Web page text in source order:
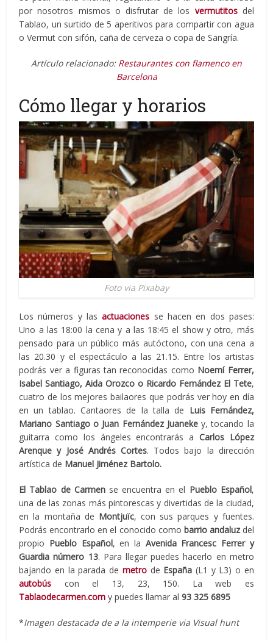
por nosotros mismos o disfrutar de los vermutitos del
Tablao, un surtido de 5 aperitivos para compartir con agua
o Vermut con sifón, caña de cerveza o copa de Sangría.
Artículo relacionado: Restaurantes con flamenco en
Barcelona
Cómo llegar y horarios
Foto via Pixabay
Los números y lasactuaciones se hacen en dos pases:
Uno a las 18:00 la cena y a las 18:45 el show y otro, más
pensado para un público más autóctono, con una cena a
las 20.30 y el espectáculo a las 21.15. Entre los artistas
podrás ver a figuras tan reconocidas como Noemí Ferrer,
Isabel Santiago, Aida Orozco o Ricardo Fernández El Tete,
cuatro de los mejores bailaores que podrás ver hoy en día
en un tablao. Cantaores de la talla de Luis Fernández,
Mariano Santiago o Juan Fernández Juanekey, tocando la
guitarra como los ángeles encontrarás a Carlos López
Arenque y José Andrés Cortes. Todos bajo la dirección
artística de Manuel Jiménez Bartolo.
El Tablao de Carmense encuentra en el Pueblo Español,
una de las zonas más pintorescas y divertidas de la ciudad,
en la montaña de Montjuïc, con sus parques y fuentes.
Podrás encontrarlo en el conocido como barrio andaluzdel
propio Pueblo Español, en la Avenida Francesc Ferrer y
Guardia número 13. Para llegar puedes hacerlo en metro
bajando en la parada de metro de España (L1 y L3) o en
autobús
con el 13, 23, 150. La web es
Tablaodecarmen.com y puedes llamar al93 325 6895
*Imagen destacada de a la intemperie via Visual hunt